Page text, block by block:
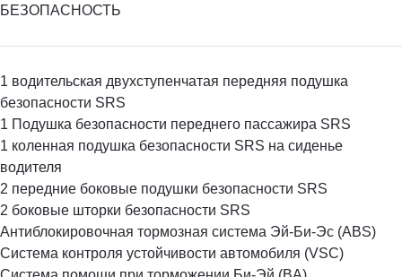
БЕЗОПАСНОСТЬ
1 водительская двухступенчатая передняя подушка
безопасности SRS
1 Подушка безопасности переднего пассажира SRS
1 коленная подушка безопасности SRS на сиденье
водителя
2 передние боковые подушки безопасности SRS
2 боковые шторки безопасности SRS
Антиблокировочная тормозная система Эй-Би-Эс (ABS)
Система контроля устойчивости автомобиля (VSC)